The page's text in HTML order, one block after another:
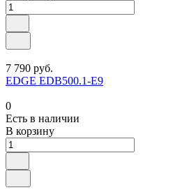
7 790 руб.
EDGE EDB500.1-E9
0
Есть в наличии
В корзину